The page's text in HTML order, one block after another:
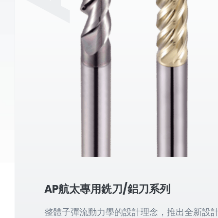
AP航太專用銑刀/鋁刀系列
整體子彈流動力學的設計理念，推出全新設